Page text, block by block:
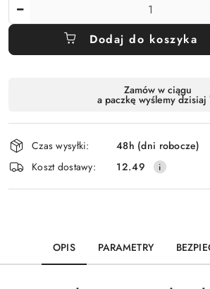
Dodaj do koszyka
dostawa
Zamów w ciągu
a paczkę wyślemy dzisiaj
Czas wysyłki:
48h (dni robocze)
Koszt dostawy:
12.49
OPIS PARAMETRY